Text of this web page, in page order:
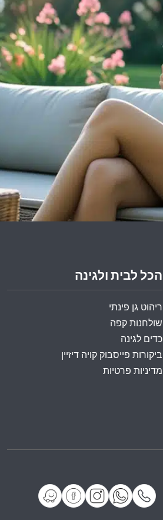
הכל לבית ולגינה
ריהוט גן פינתי
שולחנות קפה
כדים לגינה
ביקורות פייסבוק קויה דיזיין
מדיניות פרטיות